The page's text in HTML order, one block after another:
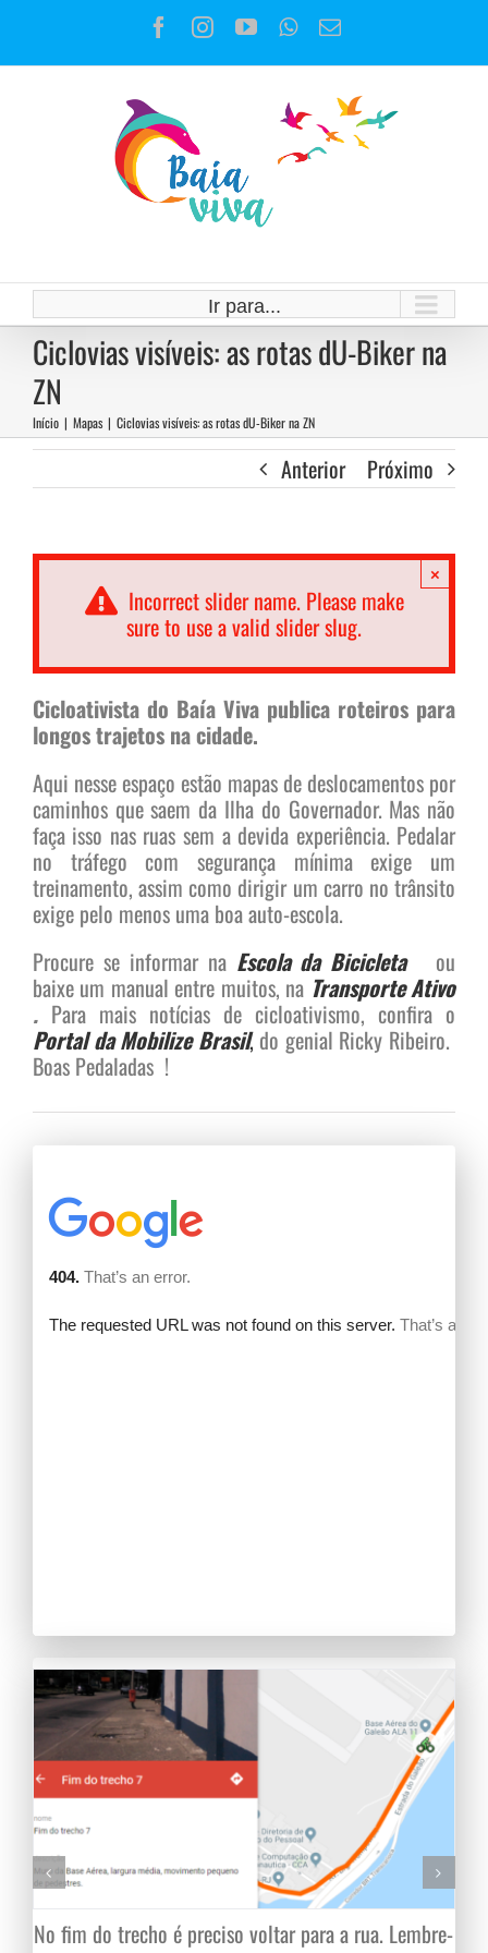
o
Facebook
Instagram
YouTubeWhatsApp
E-
Ir para...
Ciclovias visíveis: as rotas dU-Biker na
ZN
Início | Mapas | Ciclovias visíveis: as rotas dU-Biker na ZN
Anterior Próximo
×
Incorrect slider name. Please make
sure to use a valid slider slug.
Cicloativista do Baía Viva publica roteiros para
longos trajetos na cidade.
Aqui nesse espaço estão mapas de deslocamentos por
caminhos que saem da Ilha do Governador. Mas não
faça isso nas ruas sem a devida experiência. Pedalar
no tráfego com segurança mínima exige um
treinamento, assim como dirigir um carro no trânsito
exige pelo menos uma boa auto-escola.
Procure se informar na Escola da Bicicleta
ou
baixe um manual entre muitos, na Transporte Ativo
.Para mais notícias de cicloativismo, confira o
Portal da Mobilize Brasil,do genial Ricky Ribeiro.
Boas Pedaladas !
No fim do trecho é preciso voltar para a rua. Lembre-